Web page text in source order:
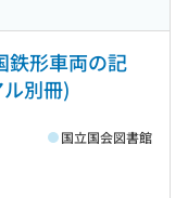
鉄形車両の記
別冊)
国立国会図書館